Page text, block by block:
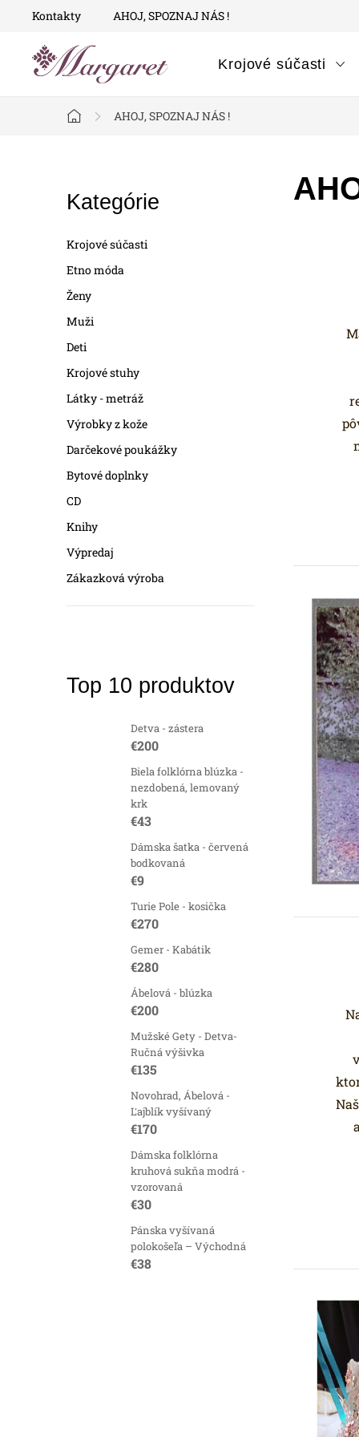
PrejsťKontakty AHOJ, SPOZNAJ NÁS !
Krojové súčasti
Domov
AHOJ, SPOZNAJ NÁS !
o
č
n
ý
p
a
n
e
l
Preskočiť
kategórie
Kategórie
Krojové súčasti
Etno móda
Ženy
Muži
Deti
Krojové stuhy
Látky - metráž
Výrobky z kože
Darčekové poukážky
Bytové doplnky
CD
Knihy
Výpredaj
Zákazková výroba
Top 10 produktov
Detva - zástera
€200
Biela folklórna blúzka -
nezdobená, lemovaný
krk
€43
Dámska šatka - červená
bodkovaná
€9
Turie Pole - kosička
€270
Gemer - Kabátik
€280
Ábelová - blúzka
€200
Mužské Gety - Detva-
Ručná výšivka
€135
Novohrad, Ábelová -
Ľajblík vyšívaný
€170
Dámska folklórna
kruhová sukňa modrá -
vzorovaná
€30
Pánska vyšívaná
polokošeľa – Východná
€38